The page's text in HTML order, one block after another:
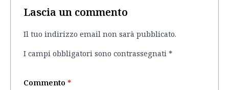
Lascia un commento
Il tuo indirizzo email non sarà pubblicato.
I campi obbligatori sono contrassegnati *
Commento *